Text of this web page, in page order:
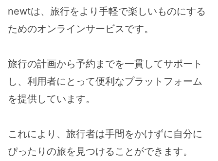
newtは、旅行をより手軽で楽しいものにする
ためのオンラインサービスです。
旅行の計画から予約までを一貫してサポート
し、利用者にとって便利なプラットフォーム
を提供しています。
これにより、旅行者は手間をかけずに自分に
ぴったりの旅を見つけることができます。